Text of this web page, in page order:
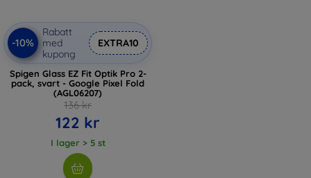
-10%
Rabatt
med
kupong
EXTRA10
Spigen Glass EZ Fit Optik Pro 2-
pack, svart - Google Pixel Fold
(AGL06207)
136 kr
122 kr
I lager > 5 st